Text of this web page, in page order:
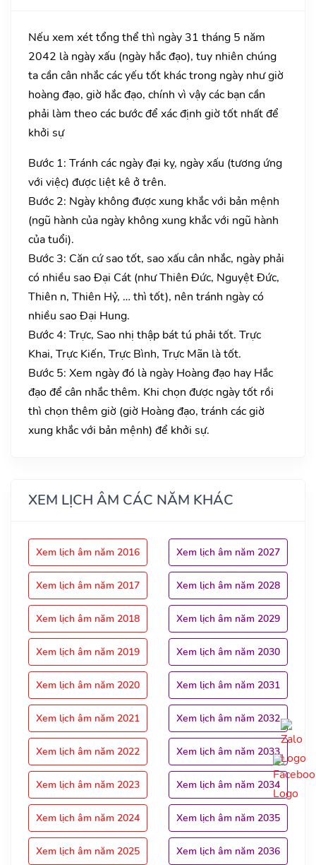
Nếu xem xét tổng thể thì ngày 31 tháng 5 năm
2042 là ngày xấu (ngày hắc đạo), tuy nhiên chúng
ta cần cân nhắc các yếu tốt khác trong ngày như giờ
hoàng đạo, giờ hắc đạo, chính vì vậy các bạn cần
phải làm theo các bước để xác định giờ tốt nhất để
khởi sự
Bước 1: Tránh các ngày đại kỵ, ngày xấu (tương ứng
với việc) được liệt kê ở trên.
Bước 2: Ngày không được xung khắc với bản mệnh
(ngũ hành của ngày không xung khắc với ngũ hành
của tuổi).
Bước 3: Căn cứ sao tốt, sao xấu cân nhắc, ngày phải
có nhiều sao Đại Cát (như Thiên Đức, Nguyệt Đức,
Thiên n, Thiên Hỷ, … thì tốt), nên tránh ngày có
nhiều sao Đại Hung.
Bước 4: Trực, Sao nhị thập bát tú phải tốt. Trực
Khai, Trực Kiến, Trực Bình, Trực Mãn là tốt.
Bước 5: Xem ngày đó là ngày Hoàng đạo hay Hắc
đạo để cân nhắc thêm. Khi chọn được ngày tốt rồi
thì chọn thêm giờ (giờ Hoàng đạo, tránh các giờ
xung khắc với bản mệnh) để khởi sự.
XEM LỊCH ÂM CÁC NĂM KHÁC
Xem lịch âm năm 2016
Xem lịch âm năm 2017
Xem lịch âm năm 2018
Xem lịch âm năm 2019
Xem lịch âm năm 2020
Xem lịch âm năm 2021
Xem lịch âm năm 2022
Xem lịch âm năm 2023
Xem lịch âm năm 2024
Xem lịch âm năm 2025
Xem lịch âm năm 2027
Xem lịch âm năm 2028
Xem lịch âm năm 2029
Xem lịch âm năm 2030
Xem lịch âm năm 2031
Xem lịch âm năm 2032
Xem lịch âm năm 2033
Xem lịch âm năm 2034
Xem lịch âm năm 2035
Xem lịch âm năm 2036